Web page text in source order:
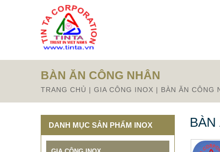
BÀN ĂN CÔNG NHÂN
TRANG CHỦ | GIA CÔNG INOX | BÀN ĂN CÔNG
BÀN
DANH MỤC SẢN PHẨM INOX